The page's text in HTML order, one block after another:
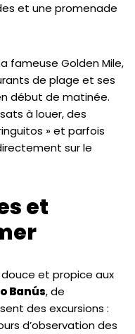
et une promenade
fameuse Golden Mile,
de plage et ses
début de matinée.
à louer, des
» et parfois
sur le
et
et propice aux
Banús, de
des excursions :
d’observation des